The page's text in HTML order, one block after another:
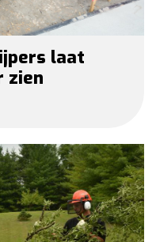
laat
zien